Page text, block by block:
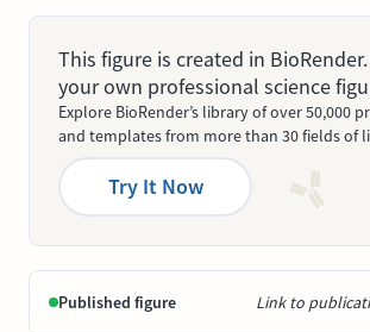
This figure is created in
your own professional science
Explore BioRender’s library of over 50,000
and templates from more than 30 fields of
Try It Now
Published figure Link to